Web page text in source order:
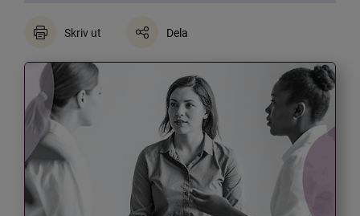
Skriv ut Dela